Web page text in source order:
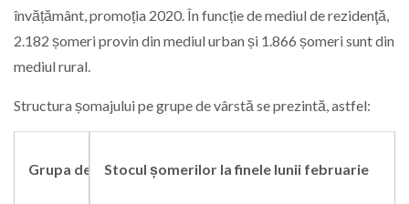
învățământ, promoția 2020. În funcție de mediul de rezidenţă,
2.182 șomeri provin din mediul urban și 1.866 șomeri sunt din
mediul rural.
Structura șomajului pe grupe de vârstă se prezintă, astfel:
Stocul șomerilor la finele lunii februarie
Grupa de vârstă